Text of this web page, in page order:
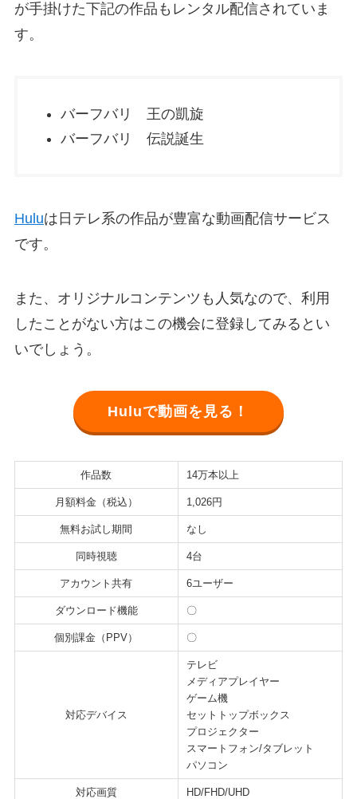
が手掛けた下記の作品もレンタル配信されていま
す。
バーフバリ 王の凱旋
バーフバリ 伝説誕生
Huluは日テレ系の作品が豊富な動画配信サービス
です。
また、オリジナルコンテンツも人気なので、利用
したことがない方はこの機会に登録してみるとい
いでしょう。
Huluで動画を見る！
作品数 14万本以上
月額料金（税込） 1,026円
無料お試し期間 なし
同時視聴 4台
アカウント共有 6ユーザー
ダウンロード機能 〇
個別課金（PPV） 〇
対応デバイス
テレビ
メディアプレイヤー
ゲーム機
セットトップボックス
プロジェクター
スマートフォン/タブレット
パソコン
対応画質 HD/FHD/UHD